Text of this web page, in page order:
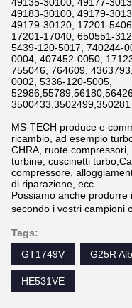
49183-30100, 49179-
49179-30120, 17201-
17201-17040, 650551-
5439-120-5017, 740244-
0004, 407452-0050,
755046, 764609,
0002, 5336-120-5005,
MS-TECH produce e
ricambio, ad esempio
CHRA, ruote
turbine, cuscinetti
compressore,
di riparazione, ecc.
Possiamo anche
secondo i vostri campioni
Tags:
GT1749V
G25R
HE531VE